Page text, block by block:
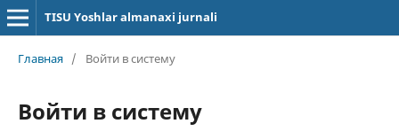
TISU Yoshlar almanaxi jurnali
Главная / Войти в систему
Войти в систему